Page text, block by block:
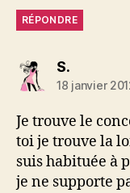
RÉPONDRE
S.dit :
18 janvier
Je trouve le
toi je trouve la
suis habituée à
je ne supporte